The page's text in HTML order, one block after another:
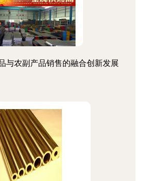
与农副产品销售的融合创新发展